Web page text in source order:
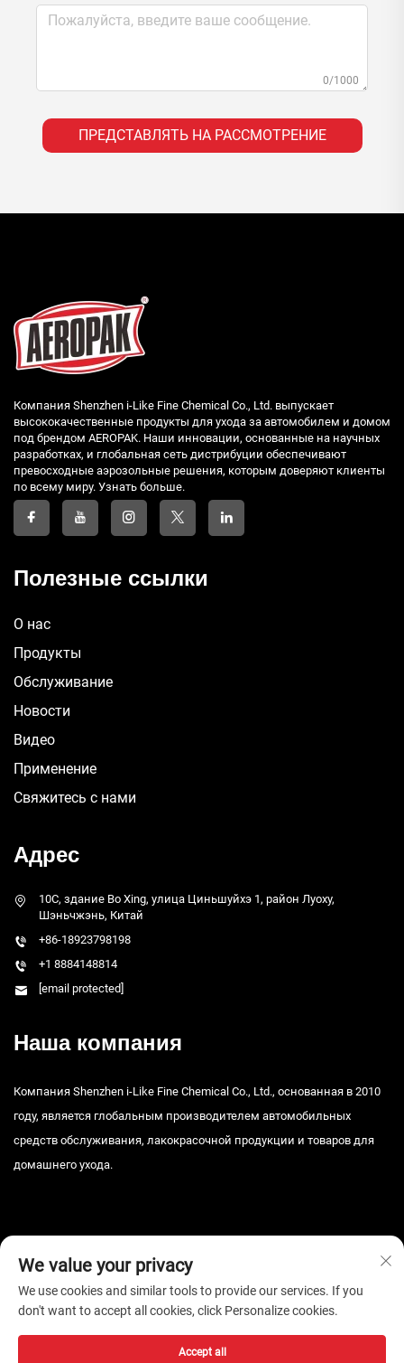
0/1000
ПРЕДСТАВЛЯТЬ НА РАССМОТРЕНИЕ
Компания Shenzhen i-Like Fine Chemical Co., Ltd. выпускает
высококачественные продукты для ухода за автомобилем и домом
под брендом AEROPAK. Наши инновации, основанные на научных
разработках, и глобальная сеть дистрибуции обеспечивают
превосходные аэрозольные решения, которым доверяют клиенты
по всему миру. Узнать больше.
Полезные ссылки
О нас
Продукты
Обслуживание
Новости
Видео
Применение
Свяжитесь с нами
Адрес
10C, здание Bo Xing, улица Циньшуйхэ 1, район Луоху,
Шэньчжэнь, Китай
+86-18923798198
+1 8884148814
[email protected]
Наша компания
Компания Shenzhen i-Like Fine Chemical Co., Ltd., основанная в 2010
году, является глобальным производителем автомобильных
средств обслуживания, лакокрасочной продукции и товаров для
домашнего ухода.
Авторские права © 2026, Шэньчжэньская тонкая химическая
компания i-Like, ООО. Все права защищены. - Политика
We value your privacy
We use cookies and similar tools to provide our services. If you
don't want to accept all cookies, click Personalize cookies.
Accept all